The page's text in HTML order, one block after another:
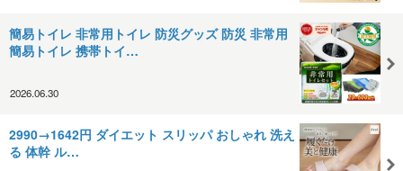
簡易トイレ 非常用トイレ 防災グッズ 防災 非常用
簡易トイレ 携帯トイ…
2026.06.30
2990→1642円 ダイエット スリッパ おしゃれ 洗え
る 体幹 ル…